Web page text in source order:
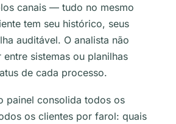
canais — tudo no mesmo
tem seu histórico, seus
auditável. O analista não
entre sistemas ou planilhas
de cada processo.
painel consolida todos os
os clientes por farol: quais